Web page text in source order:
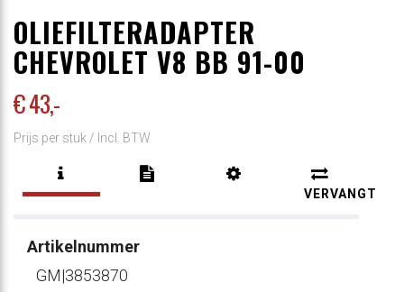
OLIEFILTERADAPTER
CHEVROLET V8 BB 91-00
€ 43,-
Prijs per stuk / Incl. BTW
VERVANGT
Artikelnummer
GM|3853870